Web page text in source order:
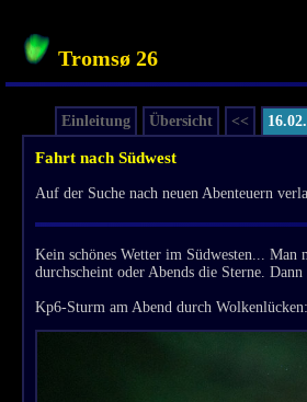
Tromsø 26
Einleitung Übersicht <<
Fahrt nach Südwest
Auf der Suche nach neuen Abenteuern
Kein schönes Wetter im Südwesten... Man
durchscheint oder Abends die Sterne.
Kp6-Sturm am Abend durch Wolkenlücken: